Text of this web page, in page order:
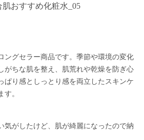
ングセラー商品です。季節や環境の変化
がちな肌を整え、肌荒れや乾燥を防ぎ心
ぱり感としっとり感を両立したスキンケ
。
気がしたけど、肌が綺麗になったので納